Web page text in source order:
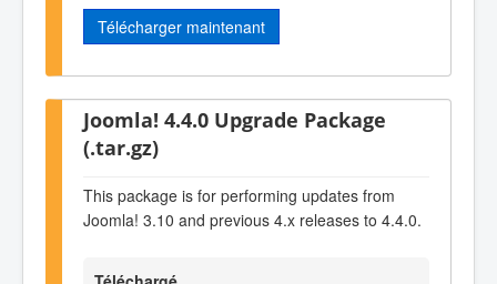
Télécharger maintenant
Joomla! 4.4.0 Upgrade Package
(.tar.gz)
This package is for performing updates from
Joomla! 3.10 and previous 4.x releases to 4.4.0.